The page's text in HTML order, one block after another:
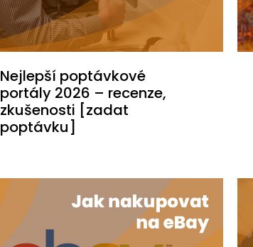
Nejlepší poptávkové
portály 2026 – recenze,
zkušenosti [zadat
poptávku]